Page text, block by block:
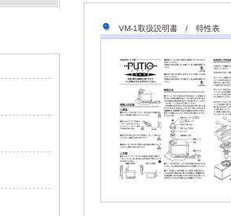
VM-1取扱説明書 / 特性表